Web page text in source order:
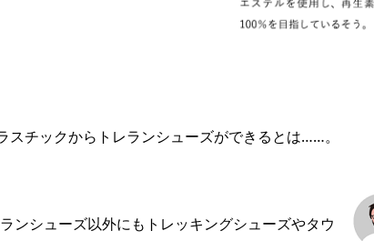
スチックからトレランシューズができるとは……。
ンシューズ以外にもトレッキングシューズやタウ